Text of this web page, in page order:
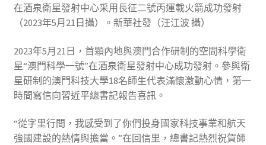
在酒泉衛星發射中心采用長征二號丙運載火箭成功發射
（2023年5月21日攝）。新華社發（汪江波 攝）
2023年5月21日，首顆內地與澳門合作研制的空間科學衛
星“澳門科學一號”在酒泉衛星發射中心成功發射。參與衛
星研制的澳門科技大學18名師生代表滿懷激動心情，第一
時間寫信向習近平總書記報告喜訊。
“從字里行間，我感受到了你們投身國家科技事業和航天
強國建設的熱情與擔當。”在回信里，總書記熱烈祝賀師